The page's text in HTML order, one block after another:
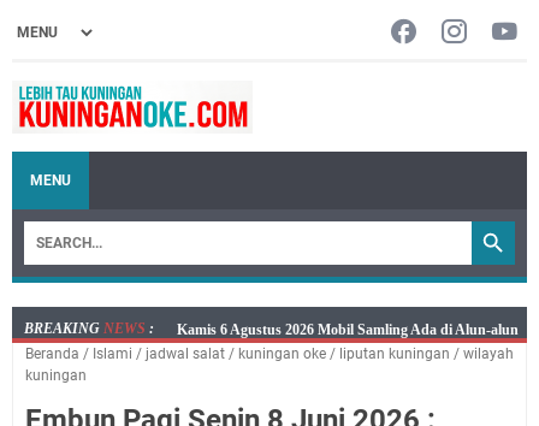
MENU
BREAKING NEWS :
Layanan Mobil Samsat Keliling Kuningan Kamis 6
Agustus 2026 Ada di Empat Titik
Keterlambatan Berarti Kegagalan
Beranda / Islami / jadwal salat / kuningan oke / liputan kuningan / wilayah
kuningan